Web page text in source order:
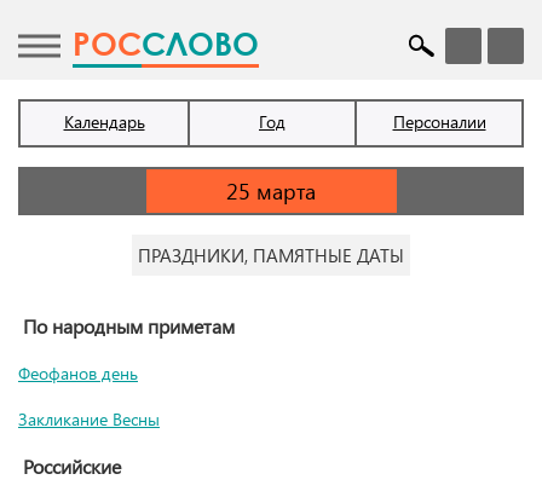
POCСЛОВО
Календарь Год Персоналии
ПРАЗДНИКИ, ПАМЯТНЫЕ ДАТЫ
По народным приметам
Феофанов день
Закликание Весны
Российские